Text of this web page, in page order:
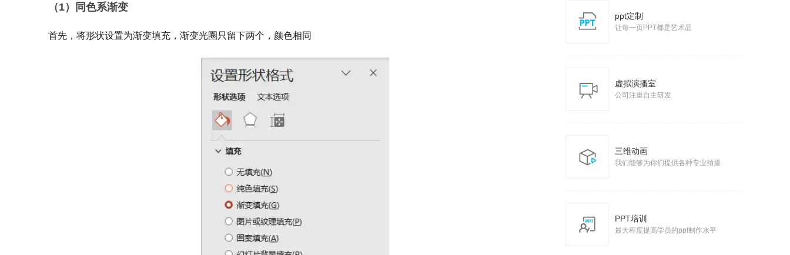
（1）同色系渐变
首先，将形状设置为渐变填充，渐变光圈只留下两个，颜色相同
ppt定制
让每一页PPT都是艺术品
虚拟演播室
公司注重自主研发
三维动画
我们能够为你们提供各种专业拍摄
PPT培训
最大程度提高学员的ppt制作水平